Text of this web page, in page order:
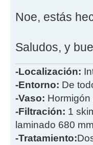
Noe, estás
Saludos, y
-Localización:
-Entorno: De
-Vaso:
-Filtración: 1
laminado 680
-Tratamiento: